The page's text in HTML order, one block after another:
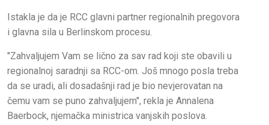
Istakla je da je RCC glavni partner regionalnih pregovora
i glavna sila u Berlinskom procesu.
"Zahvaljujem Vam se lično za sav rad koji ste obavili u
regionalnoj saradnji sa RCC-om. Još mnogo posla treba
da se uradi, ali dosadašnji rad je bio nevjerovatan na
čemu vam se puno zahvaljujem", rekla je Annalena
Baerbock, njemačka ministrica vanjskih poslova.